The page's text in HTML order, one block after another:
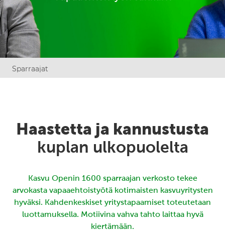
Sparraajat
Haastetta ja kannustusta
kuplan ulkopuolelta
Kasvu Openin 1600 sparraajan verkosto tekee
arvokasta vapaaehtoistyötä kotimaisten kasvuyritysten
hyväksi. Kahdenkeskiset yritystapaamiset toteutetaan
luottamuksella. Motiivina vahva tahto laittaa hyvä
kiertämään.